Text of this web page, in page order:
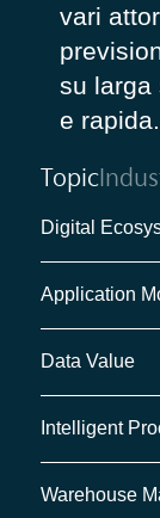
vari
su larga
e rapida.
Topic
Digital
Application
Data Value
Intelligent
Warehouse